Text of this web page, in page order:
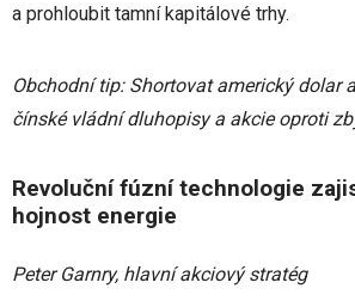
a prohloubit tamní kapitálové trhy.
Obchodní tip: Shortovat americký dolar
čínské vládní dluhopisy a akcie oproti
Revoluční fúzní technologie
hojnost energie
Peter Garnry, hlavní akciový stratég